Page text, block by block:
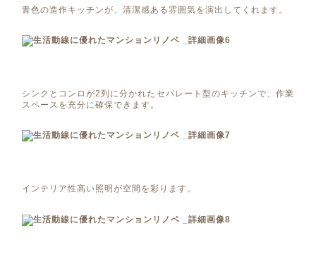
青色の造作キッチンが、清潔感ある雰囲気を演出してくれます。
シンクとコンロが2列に分かれたセパレート型のキッチンで、作業
スペースを充分に確保できます。
インテリア性高い照明が空間を彩ります。